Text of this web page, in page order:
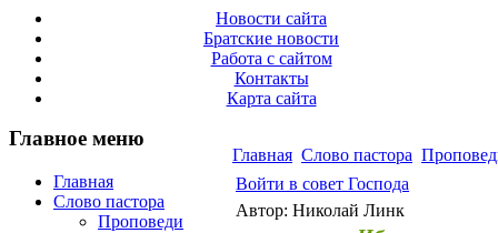
Новости сайта
Братские новости
Работа с сайтом
Контакты
Карта сайта
Главное меню
Главная
Слово пастора
Проповеди
Главная Слово пастора
Войти в совет Господа
Автор: Николай Линк